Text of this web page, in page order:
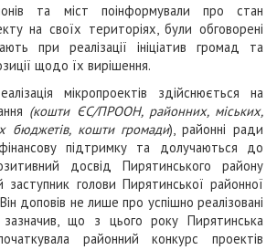
та міст поінформували про стан
на своїх територіях, були обговорені
при реалізації ініціатив громад та
щодо їх вирішення.
мікропроектів здійснюється на
(кошти ЄС/ПРООН, районних, міських,
бюджетів, кошти громади), районні ради
підтримку та долучаються до
досвід Пирятинського району
голови Пирятинської районної
доповів не лише про успішно реалізовані
що з цього року Пирятинська
районний конкурс проектів